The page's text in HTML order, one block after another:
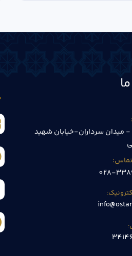
میدان سرداران-خیابان شهید
028-